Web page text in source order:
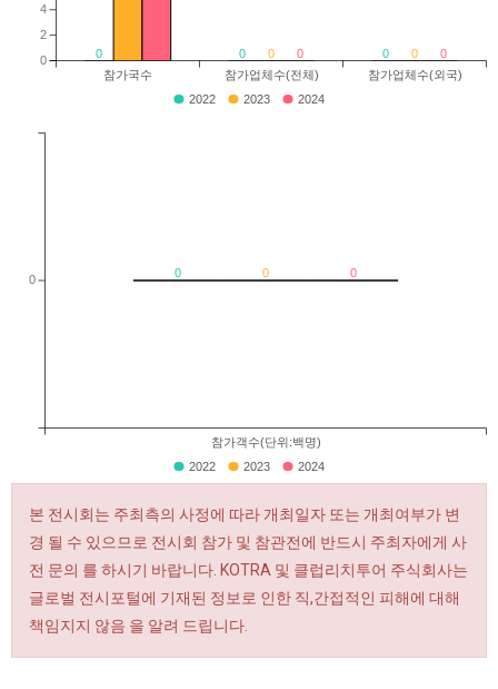
0 0 0
0 0
0 0
참가국수 참가업체수(전체) 참가업체수(외국)
0
2
4
2022 2023 2024
0 0 0
참가객수(단위:백명)
0
2022 2023 2024
본 전시회는 주최측의 사정에 따라 개최일자 또는 개최여부가 변
경 될 수 있으므로 전시회 참가 및 참관전에 반드시 주최자에게 사
전 문의 를 하시기 바랍니다. KOTRA 및 클럽리치투어 주식회사는
글로벌 전시포털에 기재된 정보로 인한 직,간접적인 피해에 대해
책임지지 않음 을 알려 드립니다.